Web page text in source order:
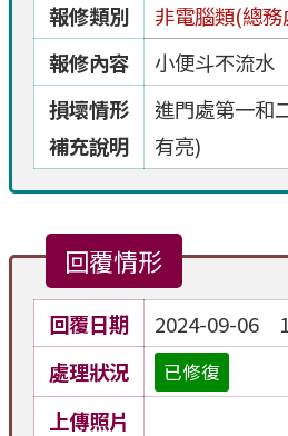
報修類別
非電腦類(總務
報修內容
小便斗不流水
損壞情形
補充說明
進門處第一和
有亮)
回覆情形
回覆日期 2024-09-06
處理狀況
已修復
上傳照片